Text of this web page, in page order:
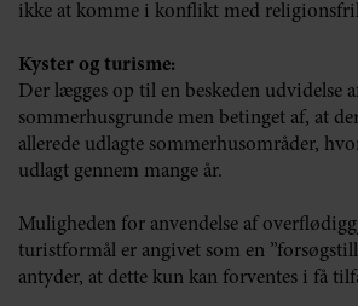
ikke at komme i konflikt med
Kyster og turisme:
Der lægges op til en beskeden udvidelse
sommerhusgrunde men betinget af, at
allerede udlagte sommerhusområder,
udlagt gennem mange år.
Muligheden for anvendelse af
turistformål er angivet som en
antyder, at dette kun kan forventes i få